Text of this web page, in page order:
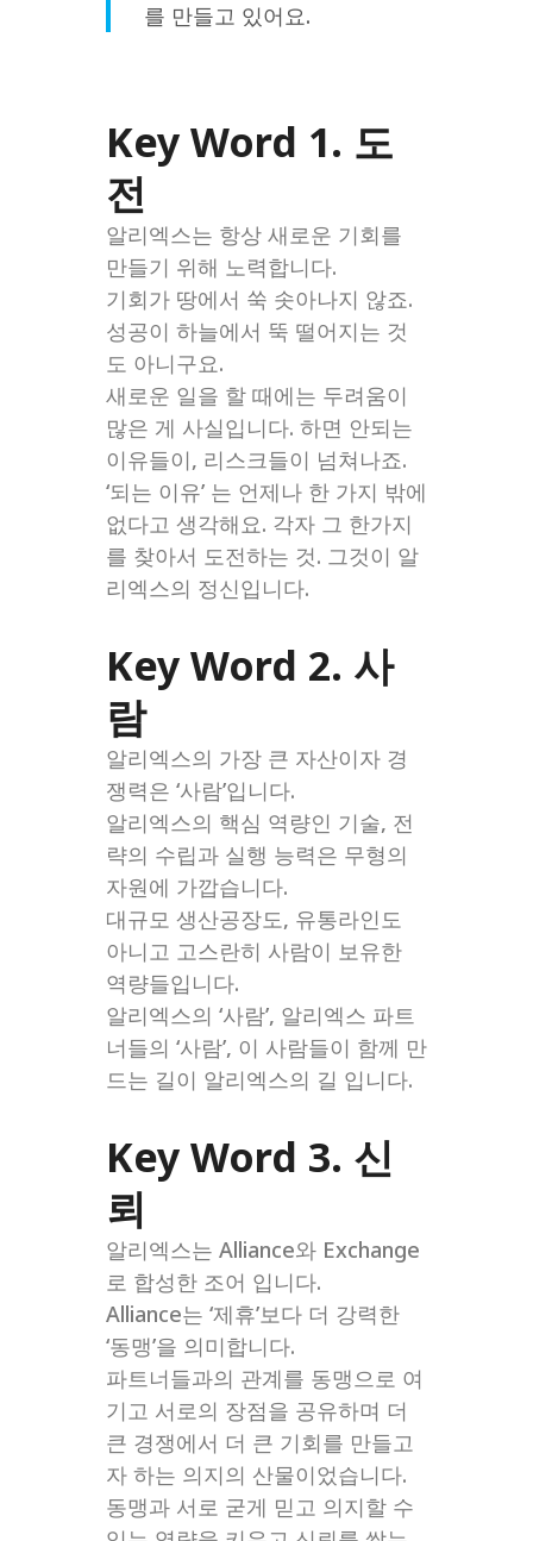
를 만들고 있어요.
Key Word 1. 도
전
알리엑스는 항상 새로운 기회를
만들기 위해 노력합니다.
기회가 땅에서 쑥 솟아나지 않죠.
성공이 하늘에서 뚝 떨어지는 것
도 아니구요.
새로운 일을 할 때에는 두려움이
많은 게 사실입니다. 하면 안되는
이유들이, 리스크들이 넘쳐나죠.
‘되는 이유’ 는 언제나 한 가지 밖에
없다고 생각해요. 각자 그 한가지
를 찾아서 도전하는 것. 그것이 알
리엑스의 정신입니다.
Key Word 2. 사
람
알리엑스의 가장 큰 자산이자 경
쟁력은 ‘사람’입니다.
알리엑스의 핵심 역량인 기술, 전
략의 수립과 실행 능력은 무형의
자원에 가깝습니다.
대규모 생산공장도, 유통라인도
아니고 고스란히 사람이 보유한
역량들입니다.
알리엑스의 ‘사람’, 알리엑스 파트
너들의 ‘사람’, 이 사람들이 함께 만
드는 길이 알리엑스의 길 입니다.
Key Word 3. 신
뢰
알리엑스는 Alliance와 Exchange
로 합성한 조어 입니다.
Alliance는 ‘제휴’보다 더 강력한
‘동맹’을 의미합니다.
파트너들과의 관계를 동맹으로 여
기고 서로의 장점을 공유하며 더
큰 경쟁에서 더 큰 기회를 만들고
자 하는 의지의 산물이었습니다.
동맹과 서로 굳게 믿고 의지할 수